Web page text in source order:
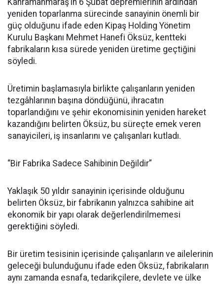
Kahramanmaraş’ın 6 Şubat depremlerinin ardından
yeniden toparlanma sürecinde sanayinin önemli bir
güç olduğunu ifade eden Kipaş Holding Yönetim
Kurulu Başkanı Mehmet Hanefi Öksüz, kentteki
fabrikaların kısa sürede yeniden üretime geçtiğini
söyledi.
Üretimin başlamasıyla birlikte çalışanların yeniden
tezgâhlarının başına döndüğünü, ihracatın
toparlandığını ve şehir ekonomisinin yeniden hareket
kazandığını belirten Öksüz, bu süreçte emek veren
sanayicileri, iş insanlarını ve çalışanları kutladı.
“Bir Fabrika Sadece Sahibinin Değildir”
Yaklaşık 50 yıldır sanayinin içerisinde olduğunu
belirten Öksüz, bir fabrikanın yalnızca sahibine ait
ekonomik bir yapı olarak değerlendirilmemesi
gerektiğini söyledi.
Bir üretim tesisinin içerisinde çalışanların ve ailelerinin
geleceği bulunduğunu ifade eden Öksüz, fabrikaların
aynı zamanda esnafa, tedarikçilere, devlete ve ülke